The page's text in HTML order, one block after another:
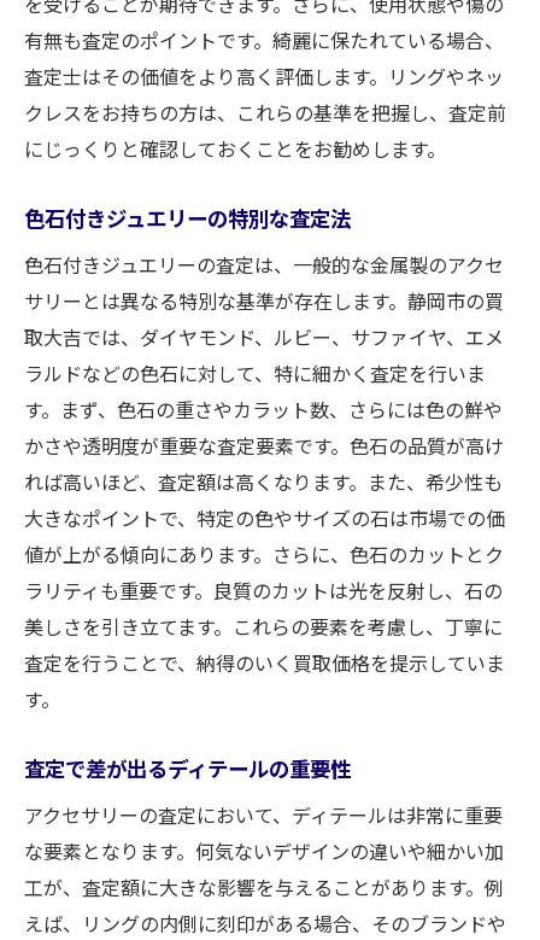
有無も査定のポイントです。綺麗に保たれている場合、
査定士はその価値をより高く評価します。リングやネッ
クレスをお持ちの方は、これらの基準を把握し、査定前
にじっくりと確認しておくことをお勧めします。
色石付きジュエリーの特別な査定法
色石付きジュエリーの査定は、一般的な金属製のアクセ
サリーとは異なる特別な基準が存在します。静岡市の買
取大吉では、ダイヤモンド、ルビー、サファイヤ、エメ
ラルドなどの色石に対して、特に細かく査定を行いま
す。まず、色石の重さやカラット数、さらには色の鮮や
かさや透明度が重要な査定要素です。色石の品質が高け
れば高いほど、査定額は高くなります。また、希少性も
大きなポイントで、特定の色やサイズの石は市場での価
値が上がる傾向にあります。さらに、色石のカットとク
ラリティも重要です。良質のカットは光を反射し、石の
美しさを引き立てます。これらの要素を考慮し、丁寧に
査定を行うことで、納得のいく買取価格を提示していま
す。
査定で差が出るディテールの重要性
アクセサリーの査定において、ディテールは非常に重要
な要素となります。何気ないデザインの違いや細かい加
工が、査定額に大きな影響を与えることがあります。例
えば、リングの内側に刻印がある場合、そのブランドや